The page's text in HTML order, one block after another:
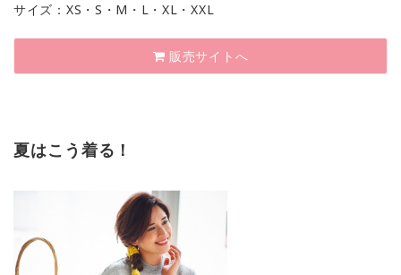
サイズ：XS・S・M・L・XL・XXL
販売サイトへ
夏はこう着る！